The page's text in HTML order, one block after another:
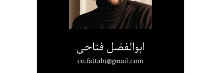
ابوالفضل فتاحی
co.fattahi@gmail.com